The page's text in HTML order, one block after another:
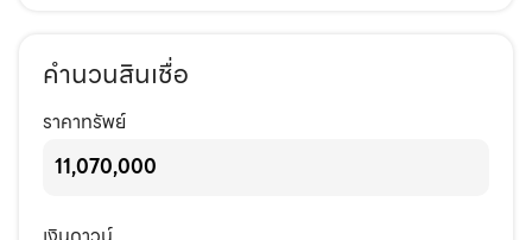
คำนวนสินเชื่อ
ราคาทรัพย์